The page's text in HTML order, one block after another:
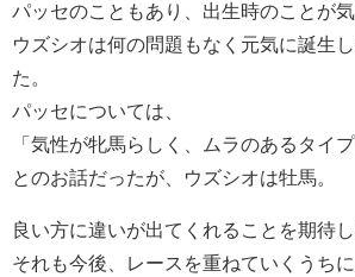
パッセのこともあり、出生時のことが
ウズシオは何の問題もなく元気に誕生
た。
パッセについては、
「気性が牝馬らしく、ムラのあるタイプ
とのお話だったが、ウズシオは牡馬。
良い方に違いが出てくれることを期待し
それも今後、レースを重ねていくうちに